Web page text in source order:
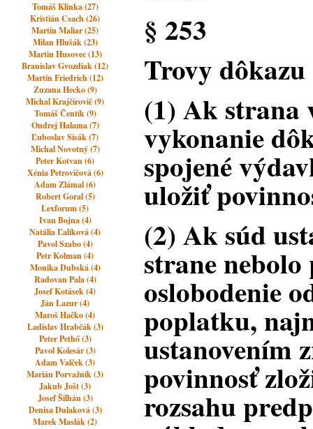
Tomáš Klinka (27)
Kristián Csach (26)
Martin Maliar (25)
Milan Hlušák (23)
Martin Husovec (13)
Branislav Gvozdiak (12)
Martin Friedrich (12)
Zuzana Hecko (9)
Michal Krajčírovič (9)
Tomáš Čentík (9)
Ondrej Halama (7)
Ľuboslav Sisák (7)
Michal Novotný (7)
Peter Kotvan (6)
Xénia Petrovičová (6)
Adam Zlámal (6)
Robert Goral (5)
Lexforum (5)
Ivan Bojna (4)
Natália Ľalíková (4)
Pavol Szabo (4)
Petr Kolman (4)
Monika Dubská (4)
Radovan Pala (4)
Josef Kotásek (4)
Ján Lazur (4)
Maroš Hačko (4)
Ladislav Hrabčák (3)
Peter Pethő (3)
Pavol Kolesár (3)
Adam Valček (3)
Marián Porvažník (3)
Jakub Jošt (3)
Josef Šilhán (3)
Denisa Dulaková (3)
Marek Maslák (2)
§ 253
Trovy dôkazu
(1) Ak strana
vykonanie
spojené
uložiť
(2) Ak súd
strane
oslobodenie
poplatku,
ustanovením
povinnosť
rozsahu